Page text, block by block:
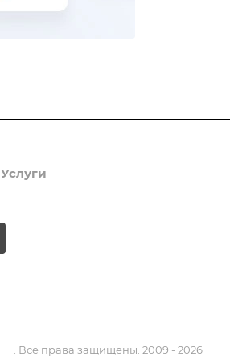
Услуги
. Все права защищены. 2009 - 2026